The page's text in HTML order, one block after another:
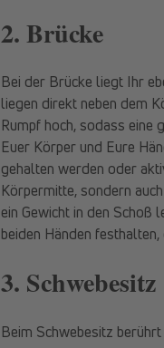
2. Brücke
Bei der Brücke liegt Ihr
liegen direkt neben dem
Rumpf hoch, sodass eine
Euer Körper und Eure
gehalten werden oder
Körpermitte, sondern
ein Gewicht in den Schoß
beiden Händen
3. Schwebesitz
Beim Schwebesitz